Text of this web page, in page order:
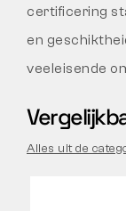
certificering
en
veeleisende
Alles uit de